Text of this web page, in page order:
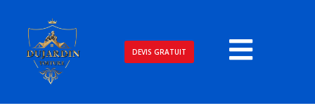
DEVIS GRATUIT